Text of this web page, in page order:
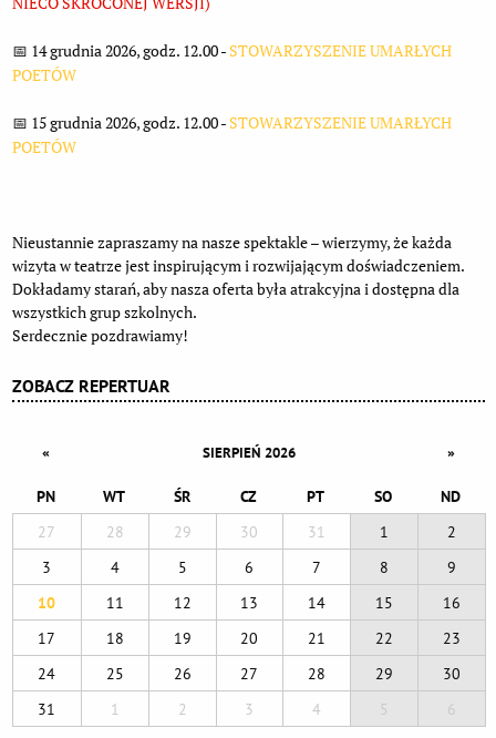
ZOBACZ REPERTUAR
« SIERPIEŃ 2026 »
PN WT ŚR CZ PT SO
ND
27
28 29 30 31 1
2
3
4 5 6 7 8
9
10
11 12 13 14 15
16
17
18 19 20 21 22
23
24
25 26 27 28 29
30
31
1 2 3 4 5 6
📅 14 grudnia 2026, godz. 12.00 - STOWARZYSZENIE UMARŁYCH
POETÓW
📅 15 grudnia 2026, godz. 12.00 - STOWARZYSZENIE UMARŁYCH
POETÓW
Nieustannie zapraszamy na nasze spektakle – wierzymy, że każda
wizyta w teatrze jest inspirującym i rozwijającym doświadczeniem.
Dokładamy starań, aby nasza oferta była atrakcyjna i dostępna dla
wszystkich grup szkolnych.
Serdecznie pozdrawiamy!